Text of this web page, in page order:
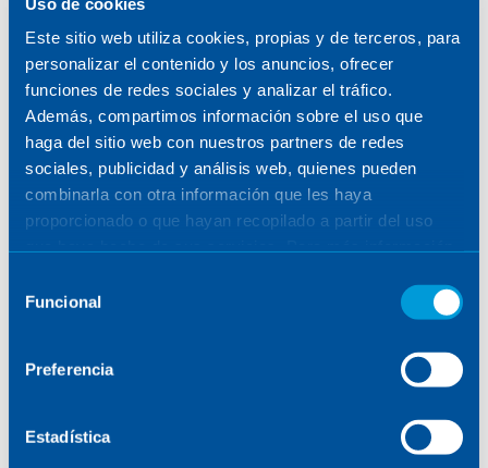
Este sitio web utiliza cookies, propias y de terceros, para
personalizar el contenido y los anuncios, ofrecer
funciones de redes sociales y analizar el tráfico.
Además, compartimos información sobre el uso que
haga del sitio web con nuestros partners de redes
sociales, publicidad y análisis web, quienes pueden
combinarla con otra información que les haya
proporcionado o que hayan recopilado a partir del uso
Funcional
Preferencia
Estadística
sesiones con ingenieros espaciales
organizadas por la empresa.
«Para nosotros, la responsabilidad social de la
empresa significa ser activos en cuanto al desarrollo
del sector espacial y la difusión de los conocimientos
de dicho sector. Intentamos acercar el sector al público
y mostrar los beneficios científicos y económicos que
un socio más en estas actividades, ya que creemos que
Aleksandra Bukaa, directora general de SENER en
Polonia.
Fabricamos los primeros equipos para la industria
espacial hace 10 años, pero ha sido la colaboración